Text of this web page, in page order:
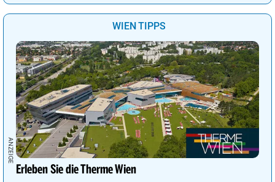
WIEN TIPPS
Erleben Sie die Therme Wien